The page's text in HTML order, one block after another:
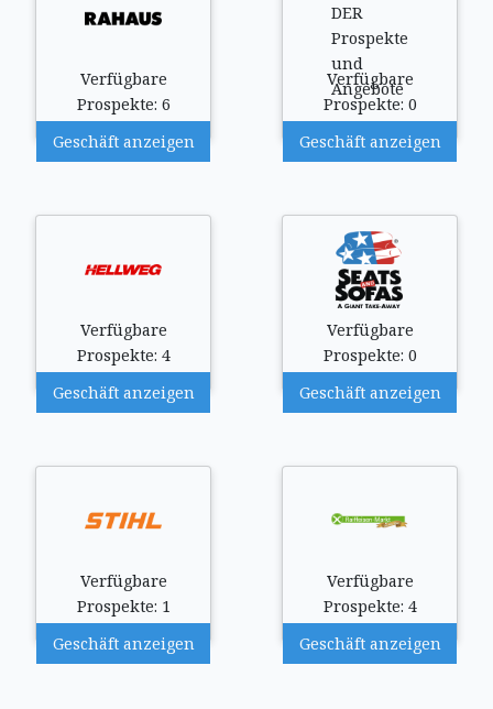
Verfügbare
Prospekte: 6
Geschäft anzeigen
Verfügbare
Prospekte: 0
Geschäft anzeigen
Verfügbare
Prospekte: 4
Geschäft anzeigen
Verfügbare
Prospekte: 0
Geschäft anzeigen
Verfügbare
Prospekte: 1
Geschäft anzeigen
Verfügbare
Prospekte: 4
Geschäft anzeigen